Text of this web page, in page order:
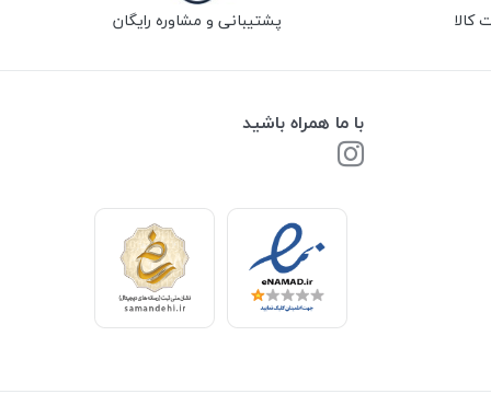
پشتیبانی و مشاوره رایگان
با ما همراه باشید